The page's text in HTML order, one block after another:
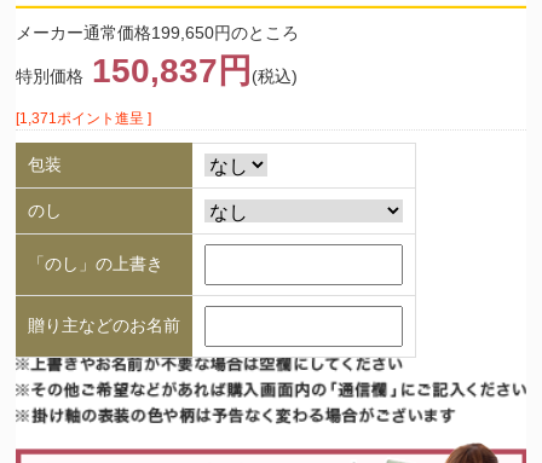
メーカー通常価格199,650円のところ
特別価格 150,837円 (税込)
[1,371ポイント進呈 ]
包装
のし
「のし」の上書き
贈り主などのお名前